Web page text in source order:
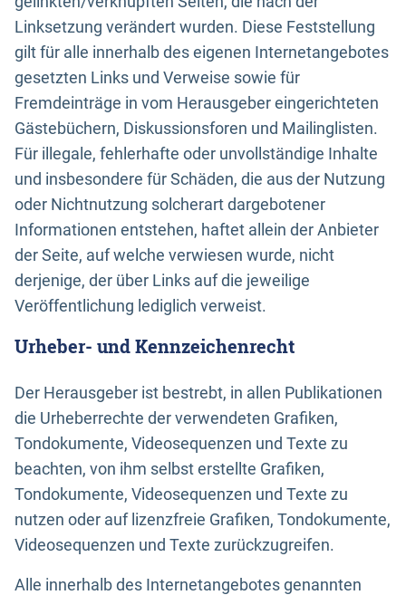
Linksetzung verändert wurden. Diese Feststellung
gilt für alle innerhalb des eigenen Internetangebotes
gesetzten Links und Verweise sowie für
Fremdeinträge in vom Herausgeber eingerichteten
Gästebüchern, Diskussionsforen und Mailinglisten.
Für illegale, fehlerhafte oder unvollständige Inhalte
und insbesondere für Schäden, die aus der Nutzung
oder Nichtnutzung solcherart dargebotener
Informationen entstehen, haftet allein der Anbieter
der Seite, auf welche verwiesen wurde, nicht
derjenige, der über Links auf die jeweilige
Veröffentlichung lediglich verweist.
Urheber- und Kennzeichenrecht
Der Herausgeber ist bestrebt, in allen Publikationen
die Urheberrechte der verwendeten Grafiken,
Tondokumente, Videosequenzen und Texte zu
beachten, von ihm selbst erstellte Grafiken,
Tondokumente, Videosequenzen und Texte zu
nutzen oder auf lizenzfreie Grafiken, Tondokumente,
Videosequenzen und Texte zurückzugreifen.
Alle innerhalb des Internetangebotes genannten